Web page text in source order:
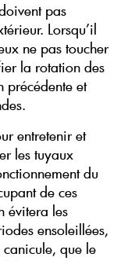
pas
Lorsqu’il
ne pas toucher
la rotation des
précédente et
entretenir et
les tuyaux
du
de ces
évitera les
ensoleillées,
canicule, que le